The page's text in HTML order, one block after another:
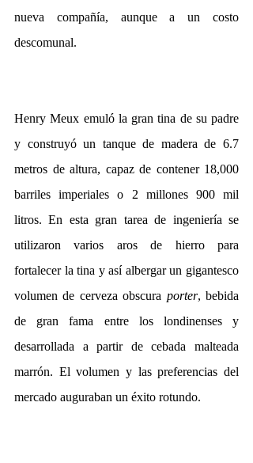
nueva compañía, aunque a un costo
descomunal.
Henry Meux emuló la gran tina de su padre
y construyó un tanque de madera de 6.7
metros de altura, capaz de contener 18,000
barriles imperiales o 2 millones 900 mil
litros. En esta gran tarea de ingeniería se
utilizaron varios aros de hierro para
fortalecer la tina y así albergar un gigantesco
volumen de cerveza obscura porter, bebida
de gran fama entre los londinenses y
desarrollada a partir de cebada malteada
marrón. El volumen y las preferencias del
mercado auguraban un éxito rotundo.